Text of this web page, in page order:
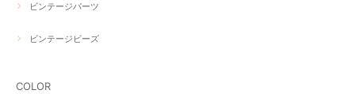
ビンテージパーツ
ビンテージビーズ
COLOR